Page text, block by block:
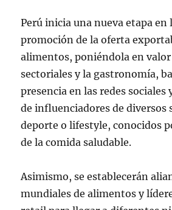
Perú inicia una nueva etapa en
promoción de la oferta
alimentos, poniéndola en valor
sectoriales y la gastronomía,
presencia en las redes
de influenciadores de diversos
deporte o lifestyle, conocidos
de la comida saludable.
Asimismo, se establecerán
mundiales de alimentos y